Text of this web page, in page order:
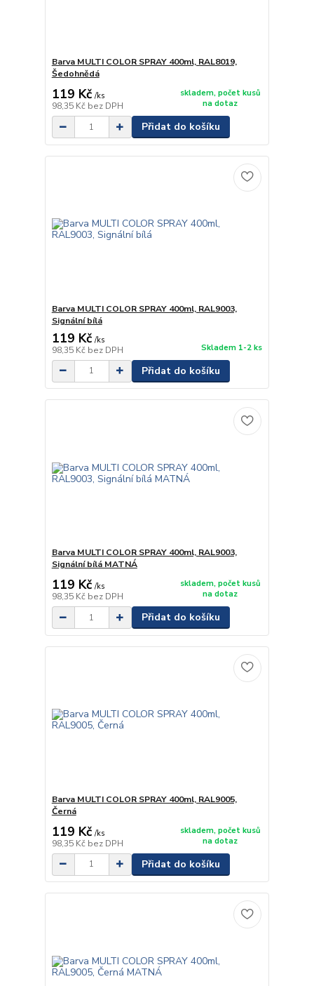
Barva MULTI COLOR SPRAY 400ml, RAL8019,
Šedohnědá
119 Kč /ks
98,35 Kč bez DPH
skladem, počet kusů
na dotaz
Přidat do košíku
Barva MULTI COLOR SPRAY 400ml, RAL9003,
Signální bílá
119 Kč /ks
98,35 Kč bez DPH Skladem 1-2 ks
Přidat do košíku
Barva MULTI COLOR SPRAY 400ml, RAL9003,
Signální bílá MATNÁ
119 Kč /ks
98,35 Kč bez DPH
skladem, počet kusů
na dotaz
Přidat do košíku
Barva MULTI COLOR SPRAY 400ml, RAL9005,
Černá
119 Kč /ks
98,35 Kč bez DPH
skladem, počet kusů
na dotaz
Přidat do košíku